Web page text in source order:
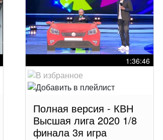
1:36:46
Полная версия - КВН
Высшая лига 2020 1/8
финала 3я игра